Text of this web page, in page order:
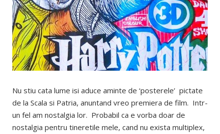
Nu stiu cata lume isi aduce aminte de ‘posterele’ pictate
de la Scala si Patria, anuntand vreo premiera de film. Intr-
un fel am nostalgia lor. Probabil ca e vorba doar de
nostalgia pentru tineretile mele, cand nu exista multiplex,